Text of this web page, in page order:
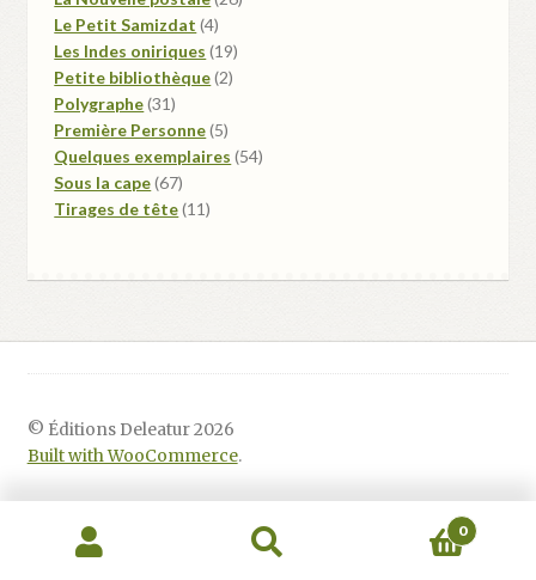
Le Petit Samizdat 44
produits
Les Indes oniriques 1919
Petite bibliothèque 22
Polygraphe 3131
produits
Première Personne 55
produits
Quelques exemplaires 5454
Sous la cape 6767
produits
Tirages de tête 1111
© Éditions Deleatur 2026
Built with WooCommerce.
Recherche
Recherche
0